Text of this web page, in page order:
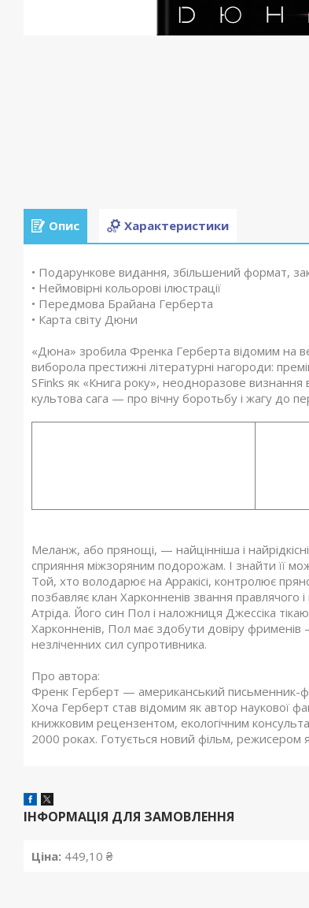
Опис Характеристики
• Подарункове видання, збільшений формат,
• Неймовірні кольорові ілюстрації
• Передмова Брайана Герберта
• Карта світу Дюни
«Дюна» зробила Френка Герберта відомим на
виборола престижні літературні нагороди:
SFinks як «Книга року», неодноразове визнання
культова сага — про вічну боротьбу і жагу до
Меланж, або прянощі, — найцінніша і
сприяння міжзоряним подорожам. І знайти її
Той, хто володарює на Арракісі, контролює
позбавляє клан Харконненів звання
Атріда. Його син Пол і наложниця Джессіка
Харконненів, Пол має здобути довіру фрименів
незліченних сил супротивника.
Про автора:
Френк Герберт — американський письменник-
Хоча Герберт став відомим як автор наукової
книжковим рецензентом, екологічним
2000 роках. Готується новий фільм, режисером
ІНФОРМАЦІЯ ДЛЯ ЗАМОВЛЕННЯ
Ціна: 449,10 ₴